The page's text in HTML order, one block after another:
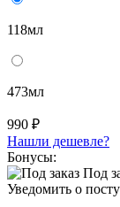
118мл
473мл
990 ₽
Нашли дешевле?
Бонусы:
Под
Уведомить о